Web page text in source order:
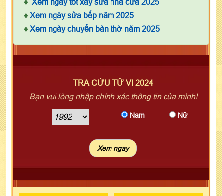
♦ Xem ngày tốt xây sửa nhà cửa 2025
♦ Xem ngày sửa bếp năm 2025
♦ Xem ngày chuyển bàn thờ năm 2025
TRA CỨU TỬ VI 2024
Bạn vui lòng nhập chính xác thông tin của mình!
Nam Nữ